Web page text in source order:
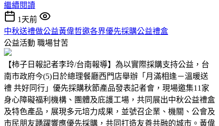
繼續閱讀
1天前
中秋送禮做公益黃偉哲邀各界優先採購公益禮盒
公益活動 職場甘苦
【柿子日報記者李玲/台南報導】為以實際採購支持公益，台
南市政府今(5)日於總理餐廳西門店舉辦「月滿相逢－溫暖送
禮 共好同行」優先採購秋節產品發表記者會，現場邀集11家
身心障礙福利機構、團體及庇護工場，共同展出中秋公益禮盒
及特色產品，展現多元培力成果，並號召企業、機關、公會及
市民朋友踴躍響應優先採購，共同打造友善共融的城市。黃偉